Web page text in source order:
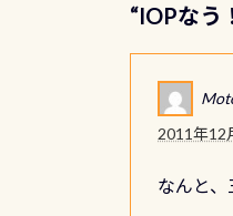
“IOPなう
2011年12
なんと、